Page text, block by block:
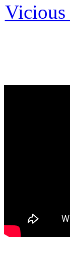
Vicious